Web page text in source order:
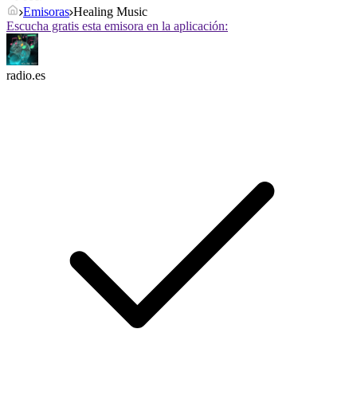
Emisoras Healing Music
Escucha gratis esta emisora en la aplicación:
radio.es